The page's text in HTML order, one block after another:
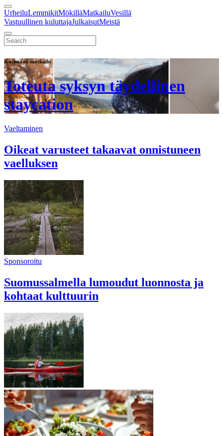
UrheiluLemmikitMökilläMatkailuVesillä
Vastuullinen kuluttajaJulkaisutMeistä
Kotimaan matkailu
Toteuta syksyn täydellinen
staycation
Vaeltaminen
Oikeat varusteet takaavat onnistuneen
vaelluksen
Sponsoroitu
Suomussalmella lumoudut luonnosta ja
kohtaat kulttuurin